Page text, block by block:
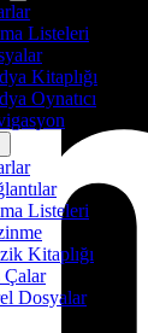
Listeleri
Kitaplığı
Oynatıcı
Listeleri
Kitaplığı
Çalar
Dosyalar